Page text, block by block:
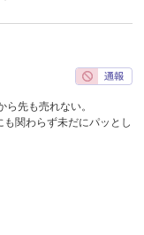
先も売れない。
関わらず未だにパッとし